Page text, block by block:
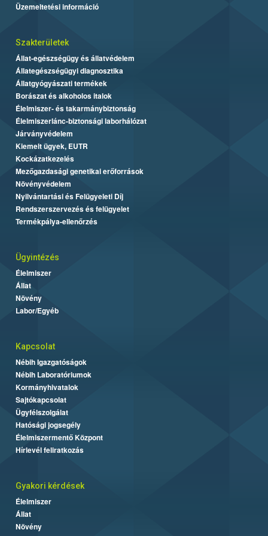
Üzemeltetési információ
Szakterületek
Állat-egészségügy és állatvédelem
Állategészségügyi diagnosztika
Állatgyógyászati termékek
Borászat és alkoholos italok
Élelmiszer- és takarmánybiztonság
Élelmiszerlánc-biztonsági laborhálózat
Járványvédelem
Kiemelt ügyek, EUTR
Kockázatkezelés
Mezőgazdasági genetikai erőforrások
Növényvédelem
Nyilvántartási és Felügyeleti Díj
Rendszerszervezés és felügyelet
Termékpálya-ellenőrzés
Ügyintézés
Élelmiszer
Állat
Növény
Labor/Egyéb
Kapcsolat
Nébih Igazgatóságok
Nébih Laboratóriumok
Kormányhivatalok
Sajtókapcsolat
Ügyfélszolgálat
Hatósági jogsegély
Élelmiszermentő Központ
Hírlevél feliratkozás
Gyakori kérdések
Élelmiszer
Állat
Növény